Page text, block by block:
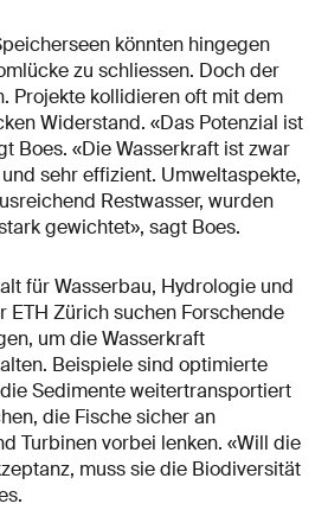
könnten hingegen
zu schliessen. Doch der
Projekte kollidieren oft mit dem
Widerstand. «Das Potenzial ist
Boes. «Die Wasserkraft ist zwar
sehr effizient. Umweltaspekte,
Restwasser, wurden
gewichtet», sagt Boes.
für Wasserbau, Hydrologie und
ETH Zürich suchen Forschende
um die Wasserkraft
Beispiele sind optimierte
Sedimente weitertransportiert
die Fische sicher an
Turbinen vorbei lenken. «Will die
muss sie die Biodiversität